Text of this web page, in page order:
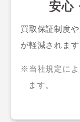
安心
買取保証制度
が軽減されます
当社規定に
ます。